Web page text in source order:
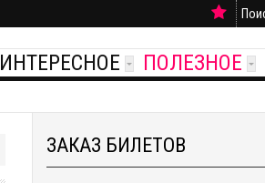
ИНТЕРЕСНОЕ ПОЛЕЗНОЕ
ЗАКАЗ БИЛЕТОВ